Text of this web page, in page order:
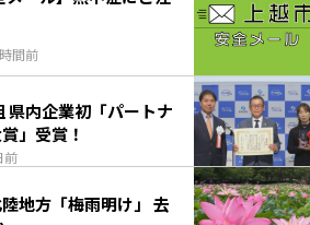
間前
前
」受賞！
地方「梅雨明け」 去